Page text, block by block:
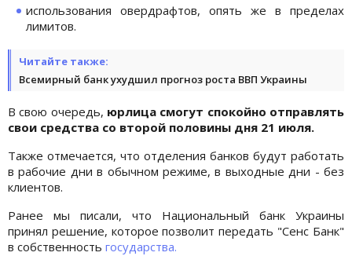
использования овердрафтов, опять же в пределах
лимитов.
Читайте также:
Всемирный банк ухудшил прогноз роста ВВП Украины
В свою очередь, юрлица смогут спокойно отправлять
свои средства со второй половины дня 21 июля.
Также отмечается, что отделения банков будут работать
в рабочие дни в обычном режиме, в выходные дни - без
клиентов.
Ранее мы писали, что Национальный банк Украины
принял решение, которое позволит передать "Сенс Банк"
в собственность государства.